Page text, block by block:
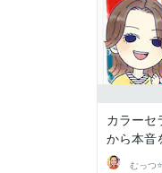
カラーセ
から本音